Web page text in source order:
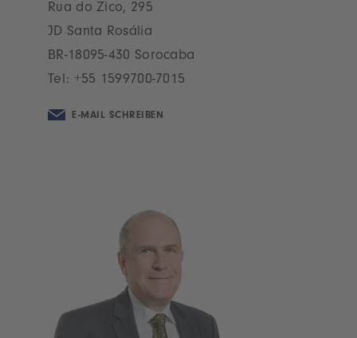
Rua do Zico, 295
JD Santa Rosália
BR-18095-430 Sorocaba
Tel: +55 1599700-7015
E-MAIL SCHREIBEN